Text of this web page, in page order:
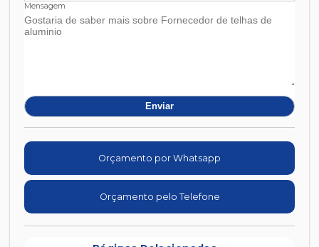
Mensagem
Orçamento por Whatsapp
Orçamento pelo Telefone